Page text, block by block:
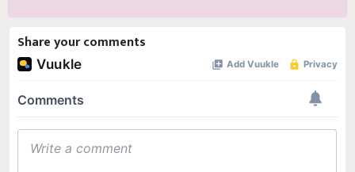
Share your comments